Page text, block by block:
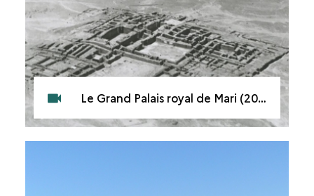
Le Grand Palais royal de Mari (2013)